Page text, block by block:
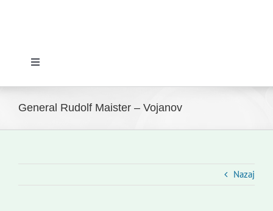
Toggle
Novice
General Rudolf Maister – Vojanov
Nazaj